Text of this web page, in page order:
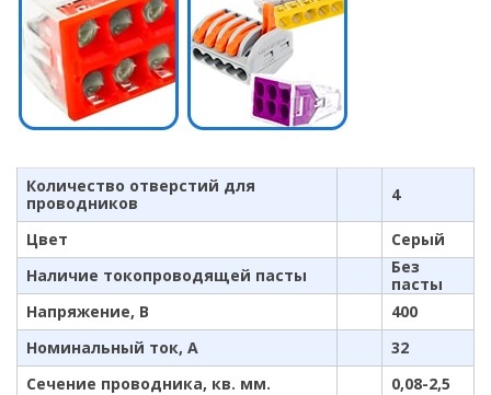
Количество отверстий для
проводников
4
Цвет
Серый
Наличие токопроводящей пасты
Без
пасты
Напряжение, В
400
Номинальный ток, А
32
Сечение проводника, кв. мм.
0,08-2,5